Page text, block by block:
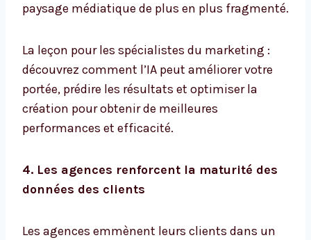
paysage médiatique de plus en plus fragmenté.
La leçon pour les spécialistes du marketing :
découvrez comment l’IA peut améliorer votre
portée, prédire les résultats et optimiser la
création pour obtenir de meilleures
performances et efficacité.
4. Les agences renforcent la maturité des
données des clients
Les agences emmènent leurs clients dans un